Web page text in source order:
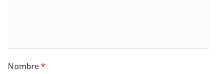
Nombre*